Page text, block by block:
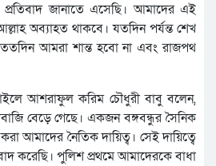
প্রতিবাদ জানাতে এসেছি। আমাদের এই
অব্যাহত থাকবে। যতদিন পর্যন্ত শেখ
আমরা শান্ত হবো না এবং রাজপথ
আশরাফুল করিম চৌধুরী বাবু বলেন,
বেড়ে গেছে। একজন বঙ্গবন্ধুর সৈনিক
আমাদের নৈতিক দায়িত্ব। সেই দায়িত্বে
করেছি। পুলিশ প্রথমে আমাদেরকে বাধা